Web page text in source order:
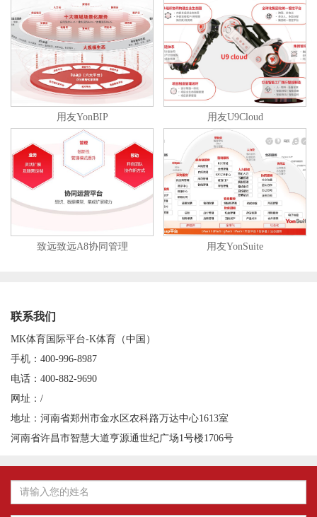
用友YonBIP 用友U9Cloud
致远致远A8协同管理 用友YonSuite
联系我们
MK体育国际平台-K体育（中国）
手机：400-996-8987
电话：400-882-9690
网址：/
地址：河南省郑州市金水区农科路万达中心1613室
河南省许昌市智慧大道亨源通世纪广场1号楼1706号